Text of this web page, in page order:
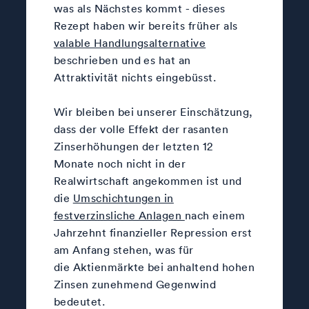
was als Nächstes kommt - dieses
Rezept haben wir bereits früher als
valable Handlungsalternative
beschrieben und es hat an
Attraktivität nichts eingebüsst.
Wir bleiben bei unserer Einschätzung,
dass der volle Effekt der rasanten
Zinserhöhungen der letzten 12
Monate noch nicht in der
Realwirtschaft angekommen ist und
die Umschichtungen in
festverzinsliche Anlagen nach einem
Jahrzehnt finanzieller Repression erst
am Anfang stehen, was für
die Aktienmärkte bei anhaltend hohen
Zinsen zunehmend Gegenwind
bedeutet.